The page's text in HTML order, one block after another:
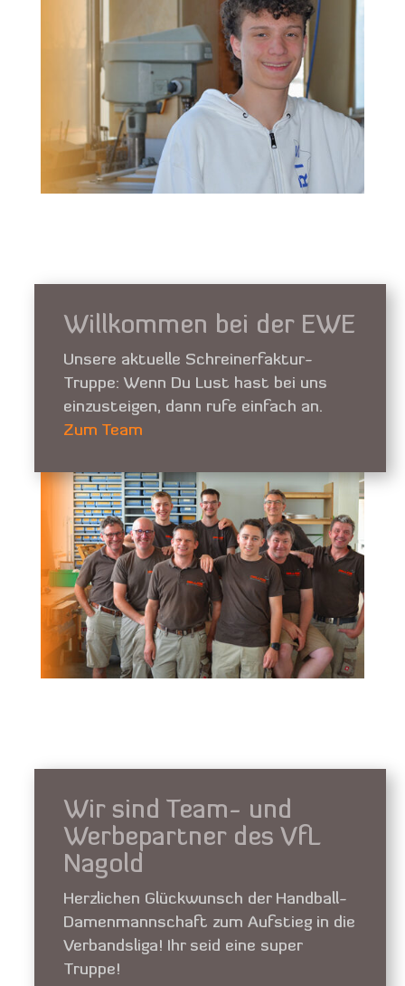
Willkommen bei der EWE
Unsere aktuelle Schreinerfaktur-
Truppe: Wenn Du Lust hast bei uns
einzusteigen, dann rufe einfach an.
Zum Team
Wir sind Team- und
Werbepartner des VfL
Nagold
Herzlichen Glückwunsch der Handball-
Damenmannschaft zum Aufstieg in die
Verbandsliga! Ihr seid eine super
Truppe!